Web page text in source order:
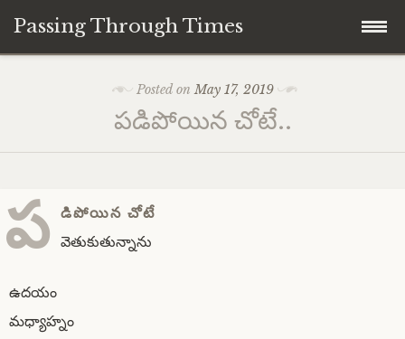
Passing Through Times
About author
Posted onMay 17, 2019
పడిపోయిన చోటే..
ప డిపోయిన చోటే
వెతుకుతున్నాను
ఉదయం
మధ్యాహ్నం